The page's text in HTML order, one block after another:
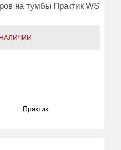
на тумбы Практик WS
Практик